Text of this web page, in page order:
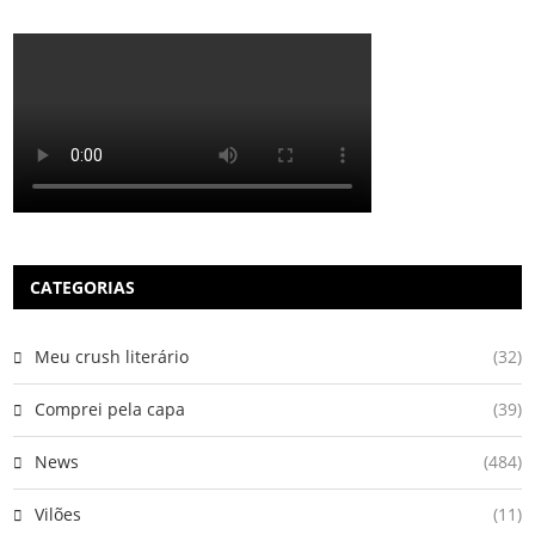
CATEGORIAS
Meu crush literário (32)
Comprei pela capa (39)
News (484)
Vilões (11)